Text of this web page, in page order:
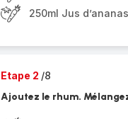
250ml Jus d’ananas
Etape 2 /8
Ajoutez le rhum.